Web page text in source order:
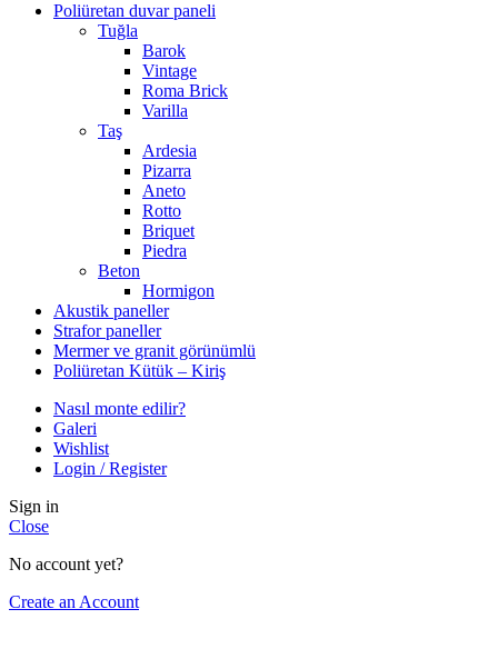
Poliüretan duvar paneli
Tuğla
Barok
Vintage
Roma Brick
Varilla
Taş
Ardesia
Pizarra
Aneto
Rotto
Briquet
Piedra
Beton
Hormigon
Akustik paneller
Strafor paneller
Mermer ve granit görünümlü
Poliüretan Kütük – Kiriş
Nasıl monte edilir?
Galeri
Wishlist
Login / Register
Sign in
Close
No account yet?
Create an Account